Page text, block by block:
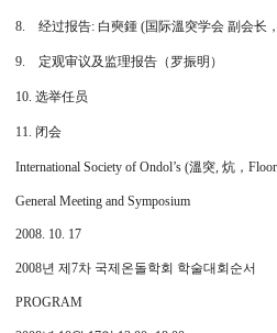
8. 经过报告: 白奭鍾 (国际溫突学会 副会长
9. 定观审议及监理报告（罗振明）
10. 选举任员
11. 闭会
International Society of Ondol’s (溫突, 炕，
General Meeting and Symposium
2008. 10. 17
2008년 제7차 국제온돌학회 학술대회순서
PROGRAM